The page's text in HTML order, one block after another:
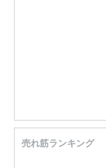
売れ筋ランキング